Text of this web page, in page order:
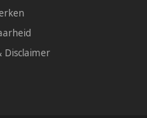
Disclaimer